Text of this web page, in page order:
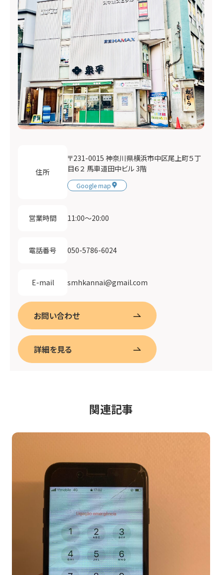
住所
〒231-0015 神奈川県横浜市中区尾上町５丁
目６２ 馬車道田中ビル 3階
Google map
営業時間 11:00〜20:00
電話番号 050-5786-6024
E-mail smhkannai@gmail.com
お問い合わせ
詳細を見る
関連記事